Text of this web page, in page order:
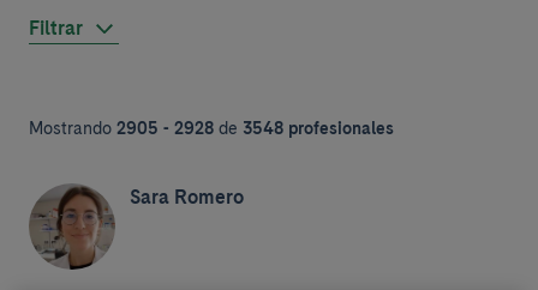
Filtrar
Mostrando 2905 - 2928 de 3548 profesionales
Sara Romero